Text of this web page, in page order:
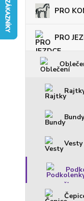
PRO
PRO